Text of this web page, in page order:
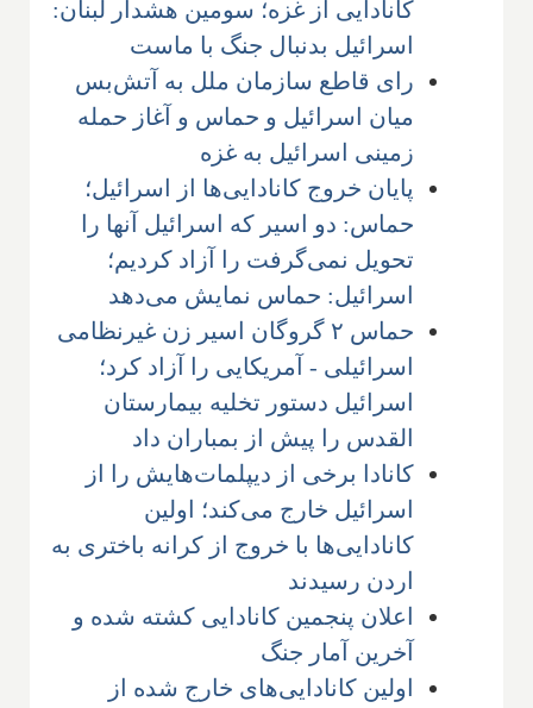
کانادایی از غزه؛ سومین هشدار لبنان:
اسرائیل بدنبال جنگ با ماست
رای قاطع سازمان ملل به آتش‌بس
میان اسرائیل و حماس و آغاز حمله
زمینی اسرائیل به غزه
پایان خروج کانادایی‌ها از اسرائیل؛
حماس: دو اسیر که اسرائیل آنها را
تحویل نمی‌گرفت را آزاد کردیم؛
اسرائیل: حماس نمایش می‌دهد
حماس ۲ گروگان اسیر زن غیرنظامی
اسرائیلی - آمریکایی را آزاد کرد؛
اسرائیل دستور تخلیه بیمارستان
القدس را پیش از بمباران داد
کانادا برخی از دیپلمات‌هایش را از
اسرائیل خارج می‌کند؛ اولین
کانادایی‌ها با خروج از کرانه باختری به
اردن رسیدند
اعلان پنجمین کانادایی کشته شده و
آخرین آمار جنگ
اولین کانادایی‌های خارج شده از